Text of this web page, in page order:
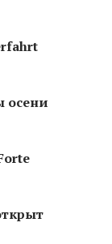
осени